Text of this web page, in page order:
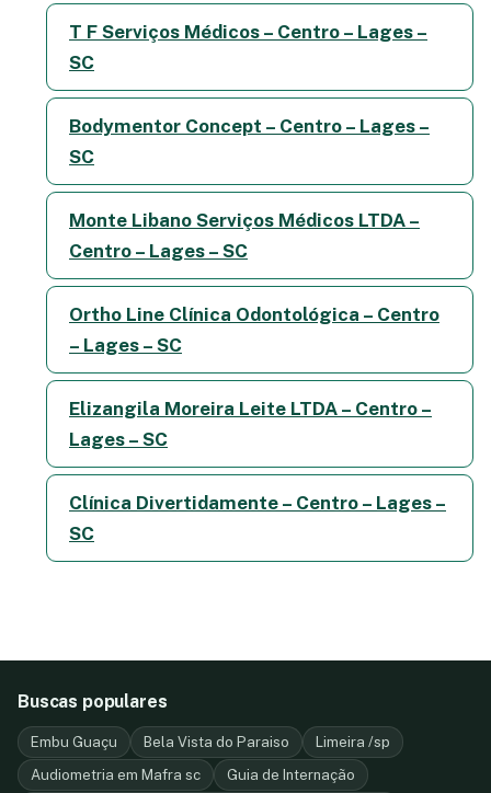
T F Serviços Médicos – Centro – Lages –
SC
Bodymentor Concept – Centro – Lages –
SC
Monte Libano Serviços Médicos LTDA –
Centro – Lages – SC
Ortho Line Clínica Odontológica – Centro
– Lages – SC
Elizangila Moreira Leite LTDA – Centro –
Lages – SC
Clínica Divertidamente – Centro – Lages –
SC
Buscas populares
Embu Guaçu Bela Vista do Paraiso
Limeira /sp
Audiometria em Mafra sc
Guia de Internação